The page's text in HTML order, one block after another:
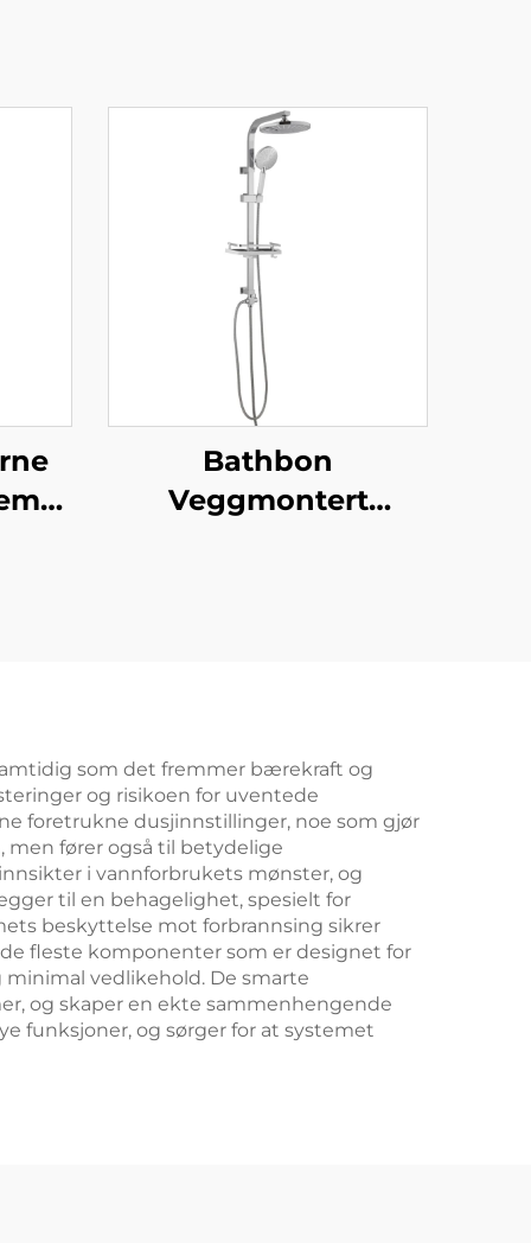
Bathbon
Veggmontert
som det fremmer bærekraft og
og risikoen for uventede
foretrukne dusjinnstillinger, noe som gjør
fører også til betydelige
i vannforbrukets mønster, og
til en behagelighet, spesielt for
beskyttelse mot forbrannsing sikrer
fleste komponenter som er designet for
vedlikehold. De smarte
og skaper en ekte sammenhengende
funksjoner, og sørger for at systemet